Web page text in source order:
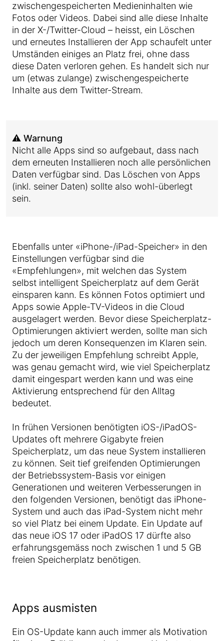
zwischengespeicherten Medieninhalten wie
Fotos oder Videos. Dabei sind alle diese Inhalte
in der X-/Twitter-Cloud – heisst, ein Löschen
und erneutes Installieren der App schaufelt unter
Umständen einiges an Platz frei, ohne dass
diese Daten verloren gehen. Es handelt sich nur
um (etwas zulange) zwischengespeicherte
Inhalte aus dem Twitter-Stream.
⚠️ Warnung
Nicht alle Apps sind so aufgebaut, dass nach
dem erneuten Installieren noch alle persönlichen
Daten verfügbar sind. Das Löschen von Apps
(inkl. seiner Daten) sollte also wohl-überlegt
sein.
Ebenfalls unter «iPhone-/iPad-Speicher» in den
Einstellungen verfügbar sind die
«Empfehlungen», mit welchen das System
selbst intelligent Speicherplatz auf dem Gerät
einsparen kann. Es können Fotos optimiert und
Apps sowie Apple-TV-Videos in die Cloud
ausgelagert werden. Bevor diese Speicherplatz-
Optimierungen aktiviert werden, sollte man sich
jedoch um deren Konsequenzen im Klaren sein.
Zu der jeweiligen Empfehlung schreibt Apple,
was genau gemacht wird, wie viel Speicherplatz
damit eingespart werden kann und was eine
Aktivierung entsprechend für den Alltag
bedeutet.
In frühen Versionen benötigten iOS-/iPadOS-
Updates oft mehrere Gigabyte freien
Speicherplatz, um das neue System installieren
zu können. Seit tief greifenden Optimierungen
der Betriebssystem-Basis vor einigen
Generationen und weiteren Verbesserungen in
den folgenden Versionen, benötigt das iPhone-
System und auch das iPad-System nicht mehr
so viel Platz bei einem Update. Ein Update auf
das neue iOS 17 oder iPadOS 17 dürfte also
erfahrungsgemäss noch zwischen 1 und 5 GB
freien Speicherplatz benötigen.
Apps ausmisten
Ein OS-Update kann auch immer als Motivation